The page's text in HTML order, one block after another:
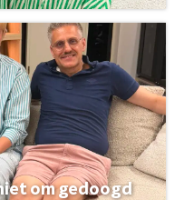
om gedoogd